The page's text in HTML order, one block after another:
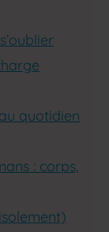
quotidien
: corps,